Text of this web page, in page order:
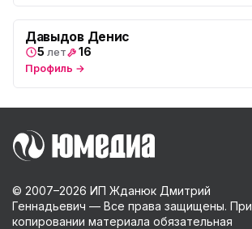
Давыдов Денис
5 лет 16
Профиль →
© 2007–2026 ИП Жданюк Дмитрий
Геннадьевич — Все права защищены. При
копировании материала обязательная